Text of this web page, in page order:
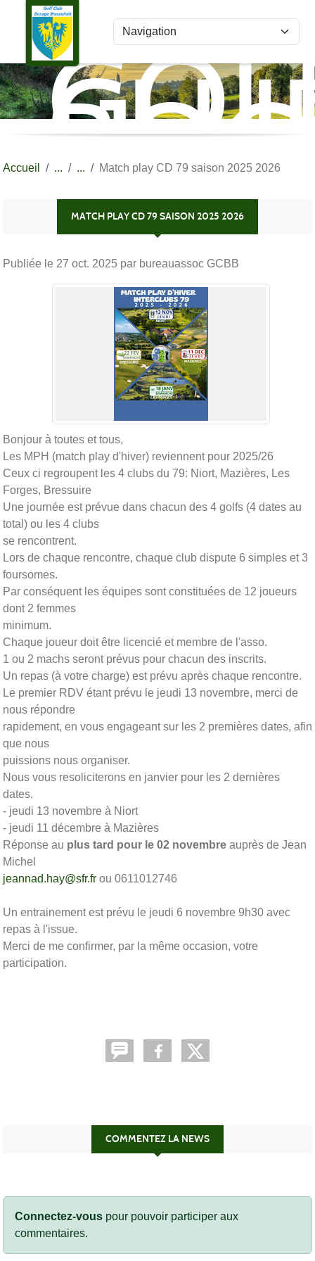
Accueil Match play CD 79 saison 2025 2026
MATCH PLAY CD 79 SAISON 2025 2026
Publiée le 27 oct. 2025 par bureauassoc GCBB
Bonjour à toutes et tous,
Les MPH (match play d'hiver) reviennent pour 2025/26
Ceux ci regroupent les 4 clubs du 79: Niort, Mazières, Les
Forges, Bressuire
Une journée est prévue dans chacun des 4 golfs (4 dates au
total) ou les 4 clubs
se rencontrent.
Lors de chaque rencontre, chaque club dispute 6 simples et 3
foursomes.
Par conséquent les équipes sont constituées de 12 joueurs
dont 2 femmes
minimum.
Chaque joueur doit être licencié et membre de l'asso.
1 ou 2 machs seront prévus pour chacun des inscrits.
Un repas (à votre charge) est prévu après chaque rencontre.
Le premier RDV étant prévu le jeudi 13 novembre, merci de
nous répondre
rapidement, en vous engageant sur les 2 premières dates, afin
que nous
puissions nous organiser.
Nous vous resoliciterons en janvier pour les 2 dernières
dates.
- jeudi 13 novembre à Niort
- jeudi 11 décembre à Mazières
Réponse au plus tard pour le 02 novembre auprès de Jean
Michel
jeannad.hay@sfr.fr ou 0611012746
Un entrainement est prévu le jeudi 6 novembre 9h30 avec
repas à l'issue.
Merci de me confirmer, par la même occasion, votre
participation.
COMMENTEZ LA NEWS
Connectez-vous pour pouvoir participer aux
commentaires.
Panneau de gestion des cookies